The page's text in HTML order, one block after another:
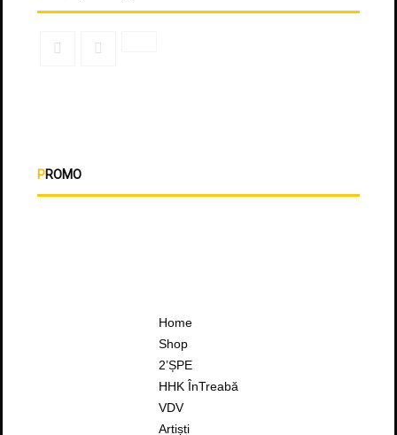
PROMO
Home
Shop
2’ȘPE
HHK ÎnTreabă
VDV
Artiști